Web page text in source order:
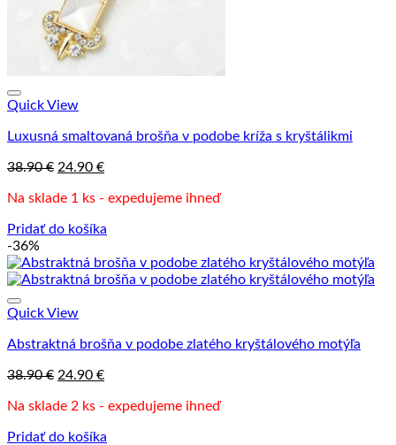
Quick View
Luxusná smaltovaná brošňa v podobe kríža s kryštálikmi
38.90€ Pôvodná
bola:
24.90 €Aktuálna
je:
Na sklade 1 ks - expedujeme ihneď
Pridať do košíka
-36%
Quick View
Abstraktná brošňa v podobe zlatého kryštálového motýľa
38.90€ Pôvodná
bola:
24.90 €Aktuálna
je:
Na sklade 2 ks - expedujeme ihneď
Pridať do košíka